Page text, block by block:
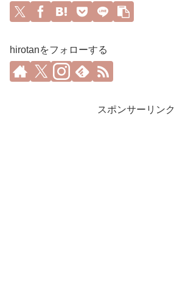
hirotanをフォローする
スポンサーリンク